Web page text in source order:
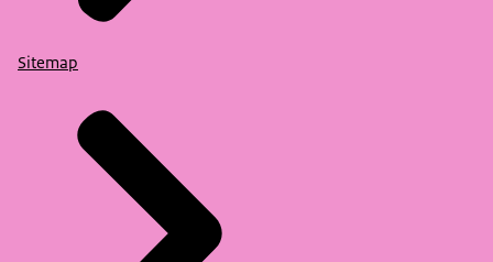
Sitemap